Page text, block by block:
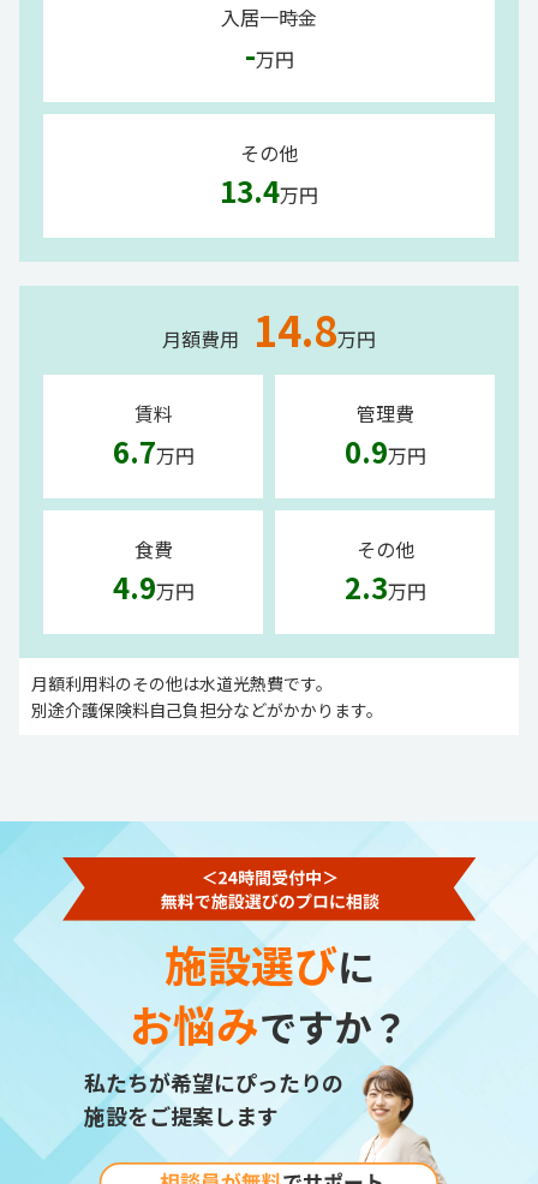
入居一時金
-万円
その他
13.4万円
月額費用 14.8万円
賃料
6.7万円
管理費
0.9万円
食費
4.9万円
その他
2.3万円
月額利用料のその他は水道光熱費です。
別途介護保険料自己負担分などがかかります。
施設選びに
お悩みですか？
私たちが希望にぴったりの
施設をご提案します